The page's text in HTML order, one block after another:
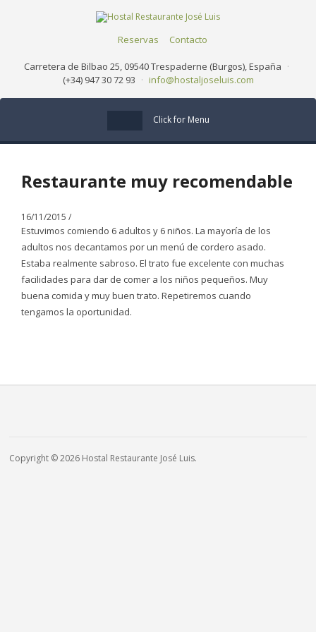
Reservas Contacto
Carretera de Bilbao 25, 09540 Trespaderne (Burgos), España ·
(+34) 947 30 72 93 · info@hostaljoseluis.com
Click for Menu
Restaurante muy recomendable
16/11/2015 /
Estuvimos comiendo 6 adultos y 6 niños. La mayoría de los
adultos nos decantamos por un menú de cordero asado.
Estaba realmente sabroso. El trato fue excelente con muchas
facilidades para dar de comer a los niños pequeños. Muy
buena comida y muy buen trato. Repetiremos cuando
tengamos la oportunidad.
Copyright © 2026 Hostal Restaurante José Luis.